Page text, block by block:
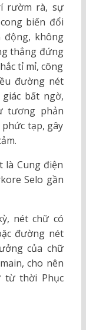
rườm rà, sự
biến đổi
động, không
thẳng đứng
tỉ mỉ, công
đường nét
bất ngờ,
tương phản
tạp, gây
là Cung điện
Selo gần
nét chữ có
đường nét
của chữ
cho nên
từ thời Phục